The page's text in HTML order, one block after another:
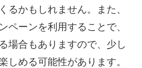
るかもしれません。また、
ペーンを利用することで、
場合もありますので、少し
しめる可能性があります。